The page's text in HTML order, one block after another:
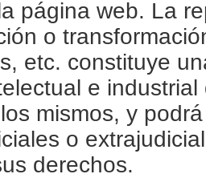
página web. La
o
etc. constituye
e
mismos, y
o
derechos.